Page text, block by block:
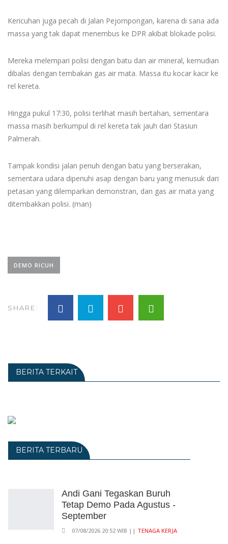
Kericuhan juga pecah di Jalan Pejompongan, karena di sana ada
massa yang tak dapat menembus ke DPR akibat blokade polisi.
Mereka melempari polisi dengan batu dan air mineral, kemudian
dibalas dengan tembakan gas air mata. Massa itu kocar kacir ke
rel kereta.
Hingga pukul 17:30, polisi terlihat masih bertahan, sementara
massa masih berkumpul di rel kereta tak jauh dari Stasiun
Palmerah.
Tampak kondisi jalan penuh dengan batu yang berserakan,
sementara udara dipenuhi asap dengan baru yang menusuk dari
petasan yang dilemparkan demonstran, dan gas air mata yang
ditembakkan polisi. (man)
DEMO RICUH
SHARE:
BERITA TERKAIT
BERITA TERBARU
Andi Gani Tegaskan Buruh
Tetap Demo Pada Agustus -
September
07/08/2026 20:52 WIB || TENAGA KERJA